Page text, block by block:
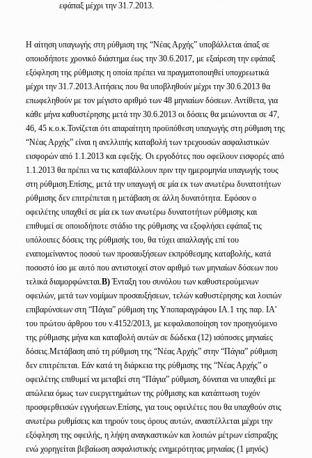
εφάπαξ μέχρι την 31.7.2013.
Η αίτηση υπαγωγής στη ρύθμιση της “Νέας Αρχής” υποβάλλεται άπαξ σε
οποιοδήποτε χρονικό διάστημα έως την 30.6.2017, με εξαίρεση την εφάπαξ
εξόφληση της ρύθμισης η οποία πρέπει να πραγματοποιηθεί υποχρεωτικά
μέχρι την 31.7.2013.Αιτήσεις που θα υποβληθούν μέχρι την 30.6.2013 θα
επωφεληθούν με τον μέγιστο αριθμό των 48 μηνιαίων δόσεων. Αντίθετα, για
κάθε μήνα καθυστέρησης μετά την 30.6.2013 οι δόσεις θα μειώνονται σε 47,
46, 45 κ.ο.κ.Τονίζεται ότι απαραίτητη προϋπόθεση υπαγωγής στη ρύθμιση της
“Νέας Αρχής” είναι η ανελλιπής καταβολή των τρεχουσών ασφαλιστικών
εισφορών από 1.1.2013 και εφεξής. Οι εργοδότες που οφείλουν εισφορές από
1.1.2013 θα πρέπει να τις καταβάλλουν πριν την ημερομηνία υπαγωγής τους
στη ρύθμιση.Επίσης, μετά την υπαγωγή σε μία εκ των ανωτέρω δυνατοτήτων
ρύθμισης δεν επιτρέπεται η μετάβαση σε άλλη δυνατότητα. Εφόσον ο
οφειλέτης υπαχθεί σε μία εκ των ανωτέρω δυνατοτήτων ρύθμισης και
επιθυμεί σε οποιοδήποτε στάδιο της ρύθμισης να εξοφλήσει εφάπαξ τις
υπόλοιπες δόσεις της ρύθμισής του, θα τύχει απαλλαγής επί του
εναπομείναντος ποσού των προσαυξήσεων εκπρόθεσμης καταβολής, κατά
ποσοστό ίσο με αυτό που αντιστοιχεί στον αριθμό των μηνιαίων δόσεων που
τελικά διαμορφώνεται.Β)Ένταξη του συνόλου των καθυστερούμενων
οφειλών, μετά των νομίμων προσαυξήσεων, τελών καθυστέρησης και λοιπών
επιβαρύνσεων στη “Πάγια” ρύθμιση της Υποπαραγράφου ΙΑ.1 της παρ. ΙΑ’
του πρώτου άρθρου του ν.4152/2013, με κεφαλαιοποίηση τον προηγούμενο
της ρύθμισης μήνα και καταβολή αυτών σε δώδεκα (12) ισόποσες μηνιαίες
δόσεις.Μετάβαση από τη ρύθμιση της “Νέας Αρχής” στην “Πάγια” ρύθμιση
δεν επιτρέπεται. Εάν κατά τη διάρκεια της ρύθμισης της “Νέας Αρχής” ο
οφειλέτης επιθυμεί να μεταβεί στη “Πάγια” ρύθμιση, δύναται να υπαχθεί με
απώλεια όμως των ευεργετημάτων της ρύθμισης και κατάπτωση τυχόν
προσφερθεισών εγγυήσεων.Επίσης, για τους οφειλέτες που θα υπαχθούν στις
ανωτέρω ρυθμίσεις και τηρούν τους όρους αυτών, αναστέλλεται μέχρι την
εξόφληση της οφειλής, η λήψη αναγκαστικών και λοιπών μέτρων είσπραξης
ενώ χορηγείται βεβαίωση ασφαλιστικής ενημερότητας μηνιαίας (1 μηνός)